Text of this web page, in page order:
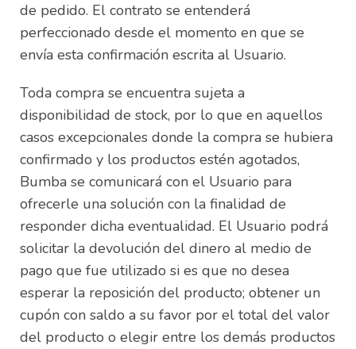
de pedido. El contrato se entenderá
perfeccionado desde el momento en que se
envía esta confirmación escrita al Usuario.
Toda compra se encuentra sujeta a
disponibilidad de stock, por lo que en aquellos
casos excepcionales donde la compra se hubiera
confirmado y los productos estén agotados,
Bumba se comunicará con el Usuario para
ofrecerle una solución con la finalidad de
responder dicha eventualidad. El Usuario podrá
solicitar la devolución del dinero al medio de
pago que fue utilizado si es que no desea
esperar la reposición del producto; obtener un
cupón con saldo a su favor por el total del valor
del producto o elegir entre los demás productos